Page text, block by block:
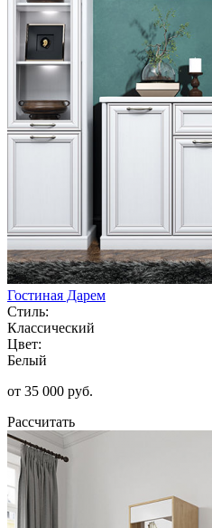
Гостиная Дарем
Стиль:
Классический
Цвет:
Белый
от 35 000 руб.
Рассчитать